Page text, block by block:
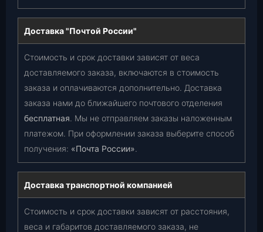
Доставка "Почтой России"
Стоимость и срок доставки зависят от веса
доставляемого заказа, включаются в стоимость
заказа и оплачиваются дополнительно. Доставка
заказа нами до ближайшего почтового отделения
бесплатная. Мы не отправляем заказы наложенным
платежом. При оформлении заказа выберите способ
получения: «Почта России».
Доставка транспортной компанией
Стоимость и срок доставки зависят от расстояния,
веса и габаритов доставляемого заказа, не